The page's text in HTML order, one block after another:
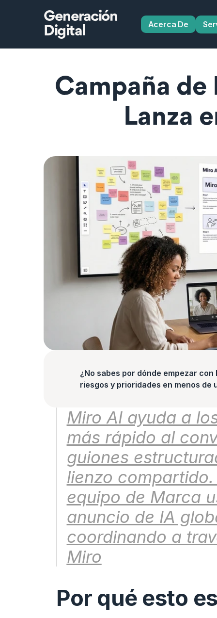
Generación
Digital
Acerca De
Campaña
Lanza
¿No sabes por dónde empezar
riesgos y prioridades en menos de
Miro AI ayuda a
más rápido al
guiones
lienzo
equipo de Marca
anuncio de IA
Miro
Por qué esto